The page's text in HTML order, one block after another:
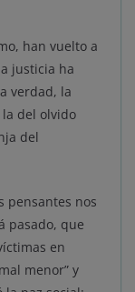
han vuelto a
justicia ha
verdad, la
del olvido
del
pensantes nos
pasado, que
en
menor” y